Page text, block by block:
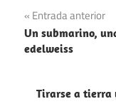
Navegación
de
Entrada anterior
Un submarino,
edelweiss
Tirarse a tierra